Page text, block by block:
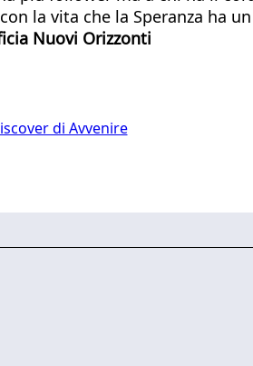
la vita che la Speranza ha
Nuovi Orizzonti
di Avvenire